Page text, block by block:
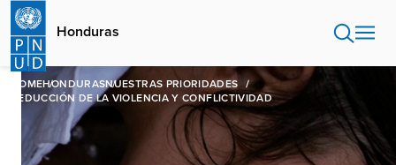
Pasar
contenido
principal
Honduras
HOMEHONDURASNUESTRAS PRIORIDADES
REDUCCIÓN DE LA VIOLENCIA Y CONFLICTIVIDAD